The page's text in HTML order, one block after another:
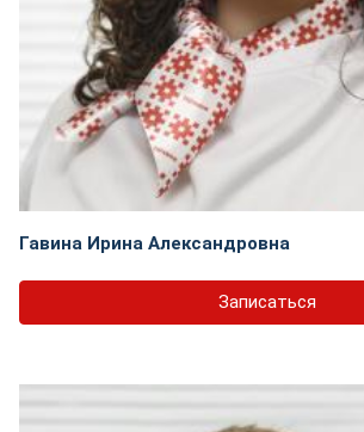
Гавина Ирина Александровна
Записаться